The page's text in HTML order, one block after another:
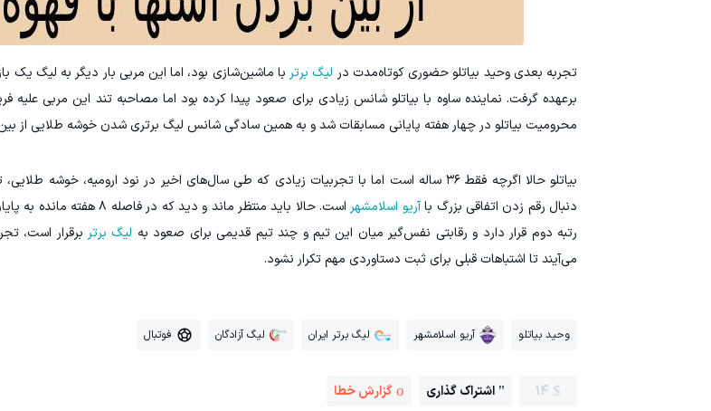
تجربه بعدی وحید بیاتلو حضوری کوتاه‌مدت در لیگ برتربا ماشین‌شازی بود، اما این مربی بار دیگر به لیگ
برعهده گرفت. نماینده ساوه با بیاتلو شانس زیادی برای صعود پیدا کرده بود اما مصاحبه تند این مربی علیه
محرومیت بیاتلو در چهار هفته پایانی مسابقات شد و به همین سادگی شانس لیگ برتری شدن خوشه طلایی از
بیاتلو حالا اگرچه فقط ۳۶ ساله است اما با تجربیات زیادی که طی سال‌های اخیر در نود ارومیه،
دنبال رقم زدن اتفاقی بزرگ باآریو اسلامشهر
است. حالا باید منتظر ماند و دید
رتبه دوم قرار دارد و رقابتی نفس‌گیر میان این تیم و چند تیم قدیمی برای صعود به لیگ برتر برقرار است،
می‌آیند تا اشتباهات قبلی برای ثبت دستاوردی مهم تکرار نشود.
وحید بیاتلو آریو اسلامشهر لیگ برتر ایران لیگ آزادگان فوتبال
14 اشتراک گذاری گزارش خطا